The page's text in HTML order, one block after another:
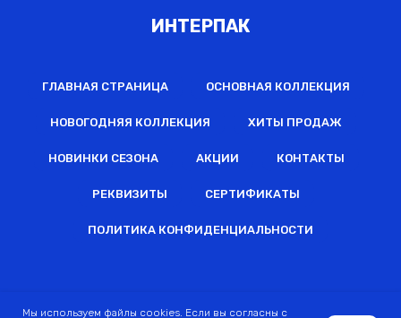
ИНТЕРПАК
ГЛАВНАЯ СТРАНИЦА ОСНОВНАЯ КОЛЛЕКЦИЯ
НОВОГОДНЯЯ КОЛЛЕКЦИЯ ХИТЫ ПРОДАЖ
НОВИНКИ СЕЗОНА АКЦИИ КОНТАКТЫ
РЕКВИЗИТЫ СЕРТИФИКАТЫ
ПОЛИТИКА КОНФИДЕНЦИАЛЬНОСТИ
Мы используем файлы cookies. Если вы согласны с